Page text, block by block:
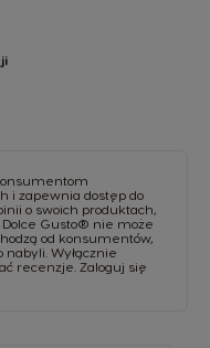
i zapewnia dostęp do
o swoich produktach,
Gusto® nie może
od konsumentów,
Wyłącznie
recenzje. Zaloguj się